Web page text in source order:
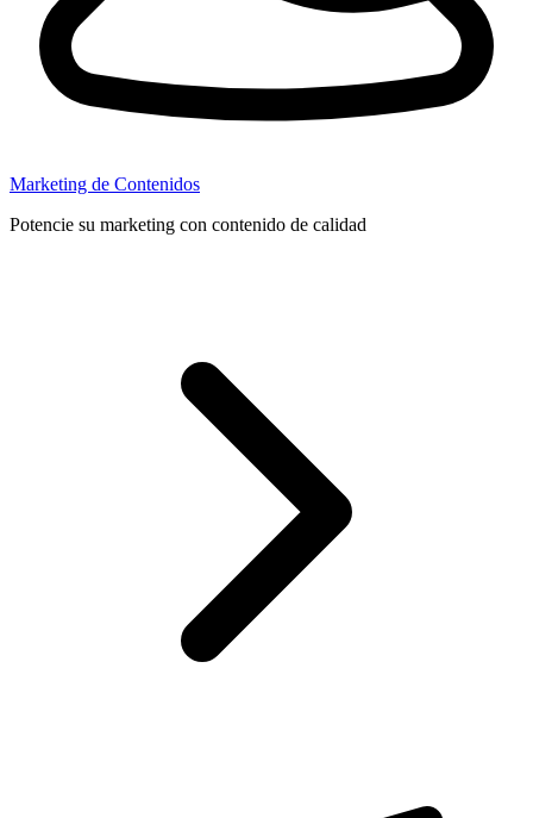
Marketing de Contenidos
Potencie su marketing con contenido de calidad